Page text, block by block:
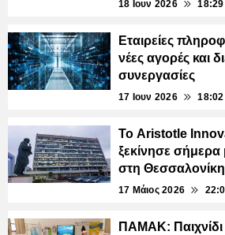
18 Ιουν 2026 18:29
Εταιρείες
νέες αγορές και
συνεργασίες
17 Ιουν 2026 18:02
Το Aristotle
ξεκίνησε σήμερα
στη Θεσσαλονίκη
17 Μάιος 2026
ΠΑΜΑΚ: Παιχνίδι